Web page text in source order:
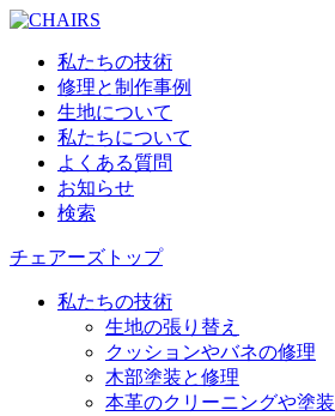
私たちの技術
修理と制作事例
生地について
私たちについて
よくある質問
お知らせ
検索
チェアーズトップ
私たちの技術
生地の張り替え
クッションやバネの修理
木部塗装と修理
本革のクリーニングや塗装